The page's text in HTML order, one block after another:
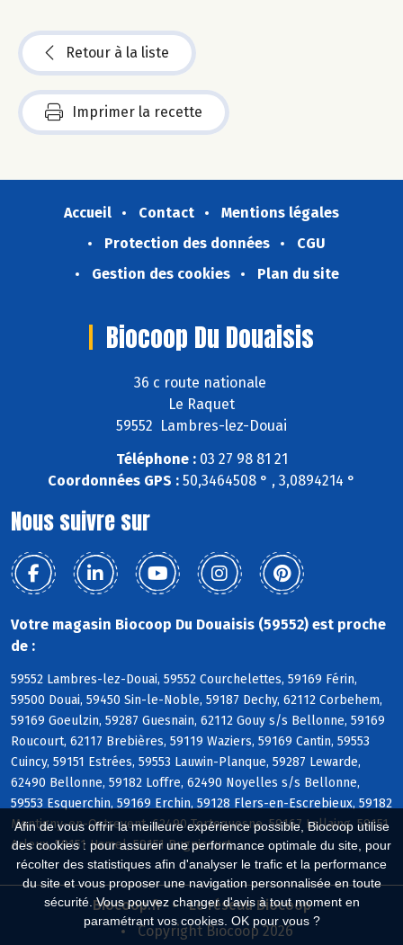
Afin de vous offrir la meilleure expérience possible, Biocoop utilise
des cookies : pour assurer une performance optimale du site, pour
récolter des statistiques afin d'analyser le trafic et la performance
du site et vous proposer une navigation personnalisée en toute
sécurité. Vous pouvez changer d'avis à tout moment en
paramétrant vos cookies. OK pour vous ?
Retour à la liste
Imprimer la recette
Accueil Contact
Mentions légales
Protection des données
CGU
Gestion des cookies
Plan du site
Biocoop Du Douaisis
36 c route nationale
Le Raquet
59552 Lambres-lez-Douai
Téléphone :03 27 98 81 21
Coordonnées GPS : 50,3464508 ° , 3,0894214 °
Nous suivre sur
Votre magasin Biocoop Du Douaisis (59552) est proche
de :
59552 Lambres-lez-Douai, 59552 Courchelettes, 59169 Férin,
59500 Douai, 59450 Sin-le-Noble, 59187 Dechy, 62112 Corbehem,
59169 Goeulzin, 59287 Guesnain, 62112 Gouy s/s Bellonne, 59169
Roucourt, 62117 Brebières, 59119 Waziers, 59169 Cantin, 59553
Cuincy, 59151 Estrées, 59553 Lauwin-Planque, 59287 Lewarde,
62490 Bellonne, 59182 Loffre, 62490 Noyelles s/s Bellonne,
59553 Esquerchin, 59169 Erchin, 59128 Flers-en-Escrebieux, 59182
Montigny-en-Ostrevent, 62490 Tortequesne, 59167 Lallaing, 59151
Arleux, 59151 Hamel, 59151 Bugnicourt
Biocoop.fr
Le réseau Biocoop
Copyright Biocoop 2026